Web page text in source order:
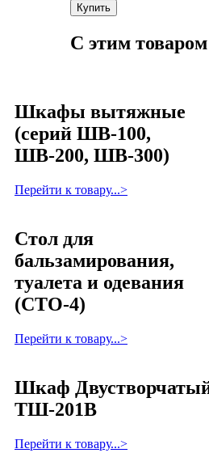
Купить
С этим
Шкафы вытяжные
(серий ШВ-100,
ШВ-200, ШВ-300)
Перейти к товару...>
Стол для
бальзамирования,
туалета и одевания
(СТО-4)
Перейти к товару...>
Шкаф
ТШ-201В
Перейти к товару...>